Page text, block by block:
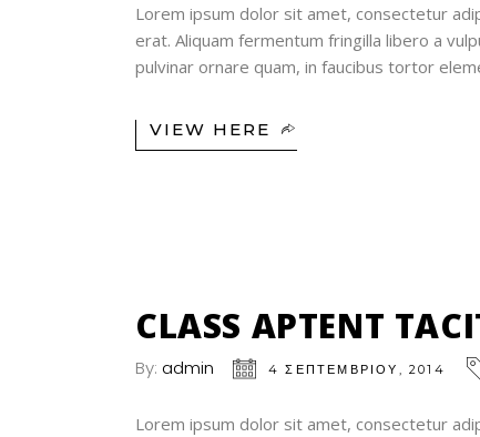
Lorem ipsum dolor sit amet, consectetur
erat. Aliquam fermentum fringilla libero a
pulvinar ornare quam, in faucibus tortor
VIEW HERE
CLASS APTENT
By: admin 4 ΣΕΠΤΕΜΒΡΊΟΥ, 2014
Lorem ipsum dolor sit amet, consectetur